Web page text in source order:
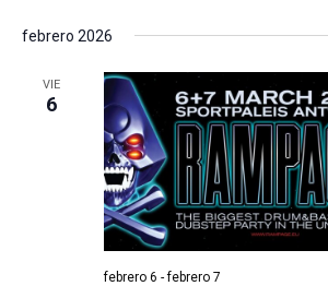
febrero 2026
VIE
6
febrero 6 -febrero 7